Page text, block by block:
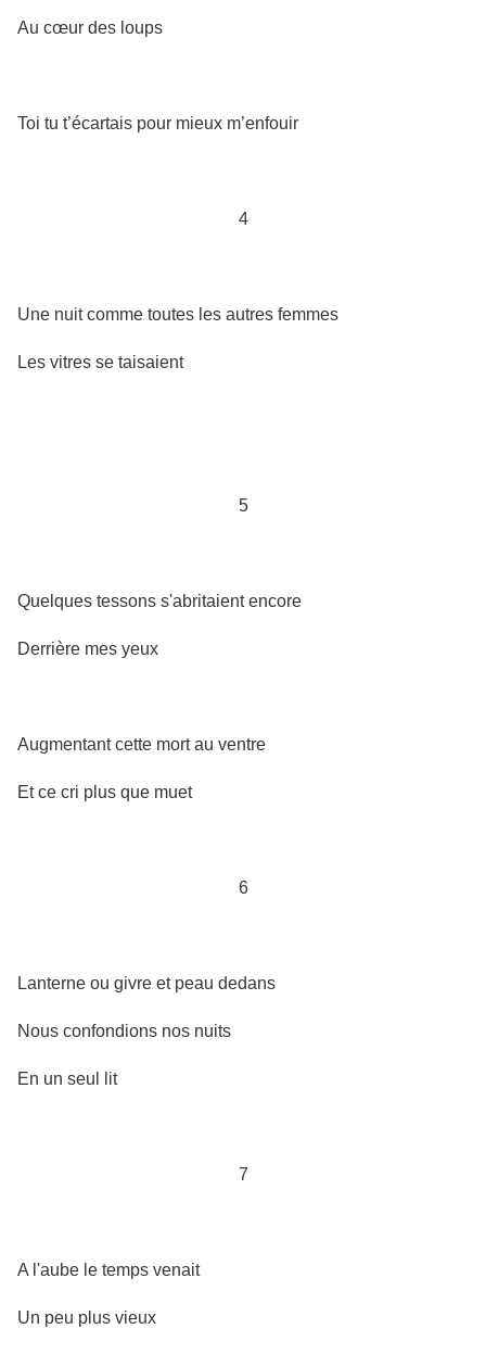
Au cœur des loups
Toi tu t’écartais pour mieux m’enfouir
4
Une nuit comme toutes les autres femmes
Les vitres se taisaient
5
Quelques tessons s'abritaient encore
Derrière mes yeux
Augmentant cette mort au ventre
Et ce cri plus que muet
6
Lanterne ou givre et peau dedans
Nous confondions nos nuits
En un seul lit
7
A l'aube le temps venait
Un peu plus vieux